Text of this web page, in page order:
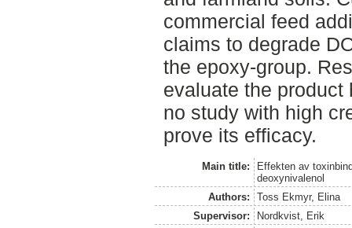
commercial feed
claims to degrade
the epoxy-group.
evaluate the product
no study with high
prove its efficacy.
Main title:
Effekten av
deoxynivalenol
Authors:
Toss Ekmyr, Elina
Supervisor:
Nordkvist, Erik